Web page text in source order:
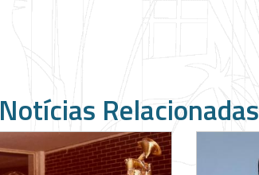
Notícias Relacionadas